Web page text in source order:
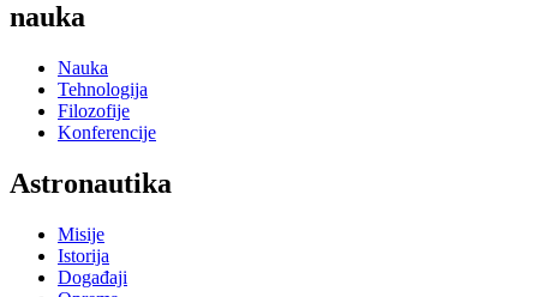
nauka
Nauka
Tehnologija
Filozofije
Konferencije
Astronautika
Misije
Istorija
Događaji